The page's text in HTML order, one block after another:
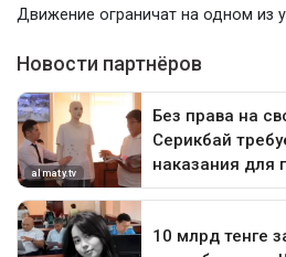
Движение ограничат на одном из